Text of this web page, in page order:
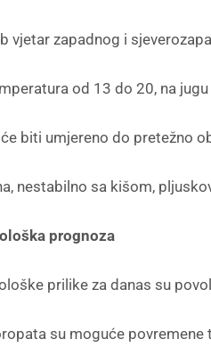
vjetar zapadnog i
od 13 do 20, na
će biti umjereno do pretežno
nestabilno sa kišom,
prognoza
prilike za danas su
su moguće